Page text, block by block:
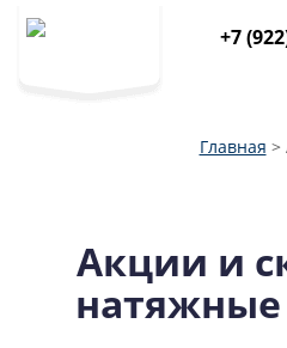
+7
Главная >
Акции и